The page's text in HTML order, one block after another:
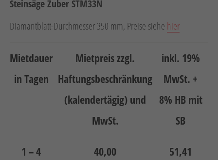
Unternehmen
Kontakt
Jobs
Schulungen
Steinsäge Zuber STM33N
Diamantblatt-Durchmesser 350 mm, Preise siehe hier
Mietdauer
in Tagen
Mietpreis zzgl.
Haftungsbeschränkung
(kalendertägig) und
MwSt.
inkl. 19%
MwSt. +
8% HB mit
SB
1 – 4 40,00 51,41